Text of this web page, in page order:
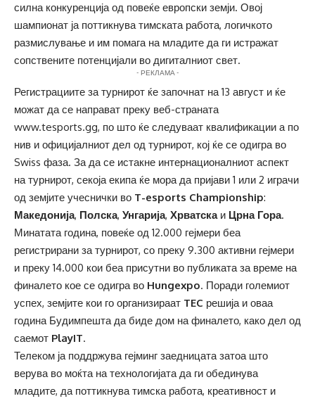
силна конкуренција од повеќе европски земји. Овој
шампионат ја поттикнува тимската работа, логичкото
размислување и им помага на младите да ги истражат
сопствените потенцијали во дигиталниот свет.
- РЕКЛАМА -
Регистрациите за турнирот ќе започнат на 13 август и ќе
можат да се направат преку веб-страната
www.tesports.gg, по што ќе следуваат квалификации а по
нив и официјалниот дел од турнирот, кој ќе се одигра во
Swiss фаза. За да се истакне интернационалниот аспект
на турнирот, секоја екипа ќе мора да пријави 1 или 2 играчи
од земјите учеснички во T-esports Championship:
Македонија, Полска, Унгарија, Хрватскаи Црна Гора.
Минатата година, повеќе од 12.000 гејмери беа
регистрирани за турнирот, со преку 9.300 активни гејмери
и преку 14.000 кои беа присутни во публиката за време на
финалето кое се одигра во Hungexpo. Поради големиот
успех, земјите кои го организираат TEC решија и оваа
година Будимпешта да биде дом на финалето, како дел од
саемот PlayIT.
Телеком ја поддржува гејминг заедницата затоа што
верува во моќта на технологијата да ги обединува
младите, да поттикнува тимска работа, креативност и